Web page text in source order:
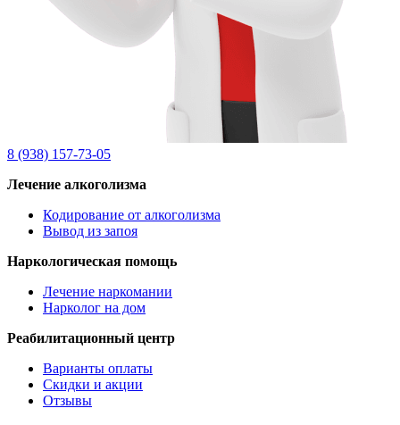
8 (938) 157-73-05
Лечение алкоголизма
Кодирование от алкоголизма
Вывод из запоя
Наркологическая помощь
Лечение наркомании
Нарколог на дом
Реабилитационный центр
Варианты оплаты
Скидки и акции
Отзывы